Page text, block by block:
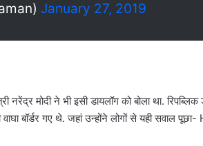
January 27, 2019
मोदी ने भी इसी डायलॉग को बोला था.
बॉर्डर गए थे. जहां उन्होंने लोगों से यही सवाल